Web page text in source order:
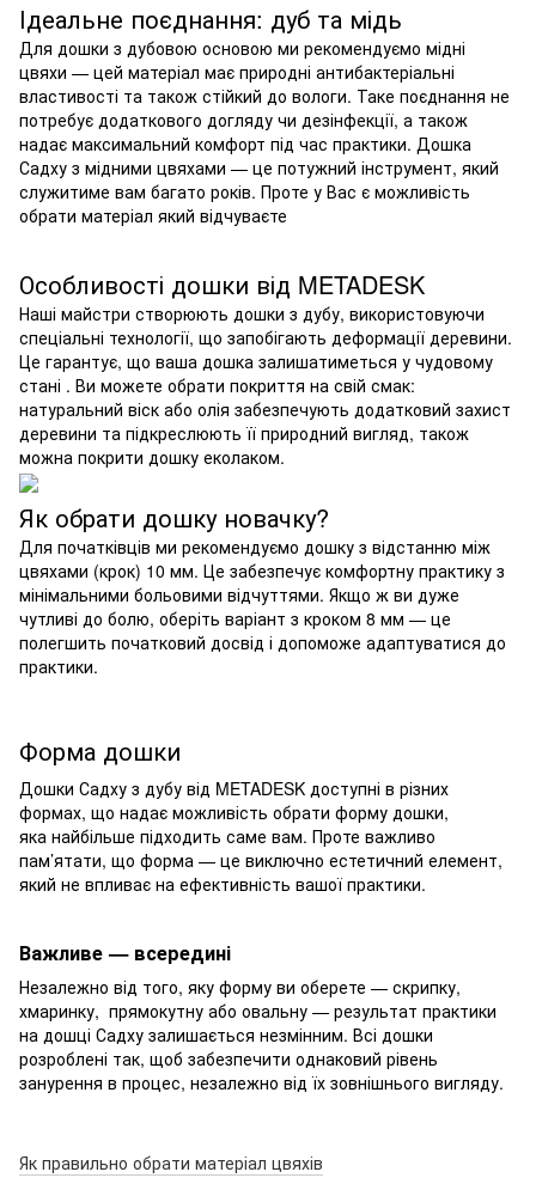
Ідеальне поєднання: дуб та мідь
Для дошки з дубовою основою ми рекомендуємо мідні
цвяхи — цей матеріал має природні антибактеріальні
властивості та також стійкий до вологи. Таке поєднання не
потребує додаткового догляду чи дезінфекції, а також
надає максимальний комфорт під час практики. Дошка
Садху з мідними цвяхами — це потужний інструмент, який
служитиме вам багато років. Проте у Вас є можливість
обрати матеріал який відчуваєте
Особливості дошки від METADESK
Наші майстри створюють дошки з дубу, використовуючи
спеціальні технології, що запобігають деформації деревини.
Це гарантує, що ваша дошка залишатиметься у чудовому
стані . Ви можете обрати покриття на свій смак:
натуральний віск або олія забезпечують додатковий захист
деревини та підкреслюють її природний вигляд, також
можна покрити дошку еколаком.
Як обрати дошку новачку?
Для початківців ми рекомендуємо дошку з відстанню між
цвяхами (крок) 10 мм. Це забезпечує комфортну практику з
мінімальними больовими відчуттями. Якщо ж ви дуже
чутливі до болю, оберіть варіант з кроком 8 мм — це
полегшить початковий досвід і допоможе адаптуватися до
практики.
Форма дошки
Дошки Садху з дубу від METADESK доступні в різних
формах, що надає можливість обрати форму дошки,
яка найбільше підходить саме вам. Проте важливо
пам’ятати, що форма — це виключно естетичний елемент,
який не впливає на ефективність вашої практики.
Важливе — всередині
Незалежно від того, яку форму ви оберете — скрипку,
хмаринку, прямокутну або овальну — результат практики
на дошці Садху залишається незмінним. Всі дошки
розроблені так, щоб забезпечити однаковий рівень
занурення в процес, незалежно від їх зовнішнього вигляду.
Як правильно обрати матеріал цвяхів